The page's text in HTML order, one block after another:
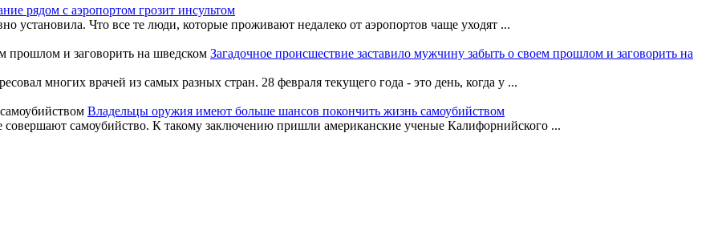
рядом с аэропортом грозит инсультом
установила. Что все те люди, которые проживают недалеко от аэропортов чаще уходят ...
Загадочное происшествие заставило мужчину забыть о своем прошлом и заговорить на
многих врачей из самых разных стран. 28 февраля текущего года - это день, когда у ...
Владельцы оружия имеют больше шансов покончить жизнь самоубийством
самоубийство. К такому заключению пришли американские ученые Калифорнийского ...